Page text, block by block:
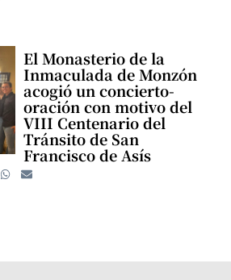
El Monasterio de la
Inmaculada de Monzón
acogió un concierto-
oración con motivo del
VIII Centenario del
Tránsito de San
Francisco de Asís